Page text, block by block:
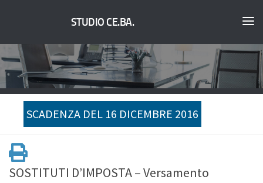
STUDIO CE.BA.
SCADENZA DEL 16 DICEMBRE 2016
SOSTITUTI D’IMPOSTA – Versamento